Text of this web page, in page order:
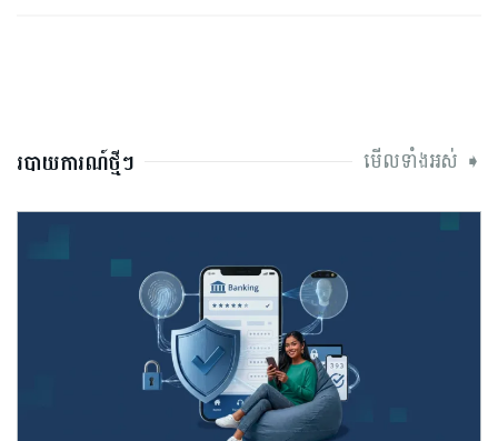
របាយការណ៍ថ្មីៗ មើលទាំងអស់ ➧